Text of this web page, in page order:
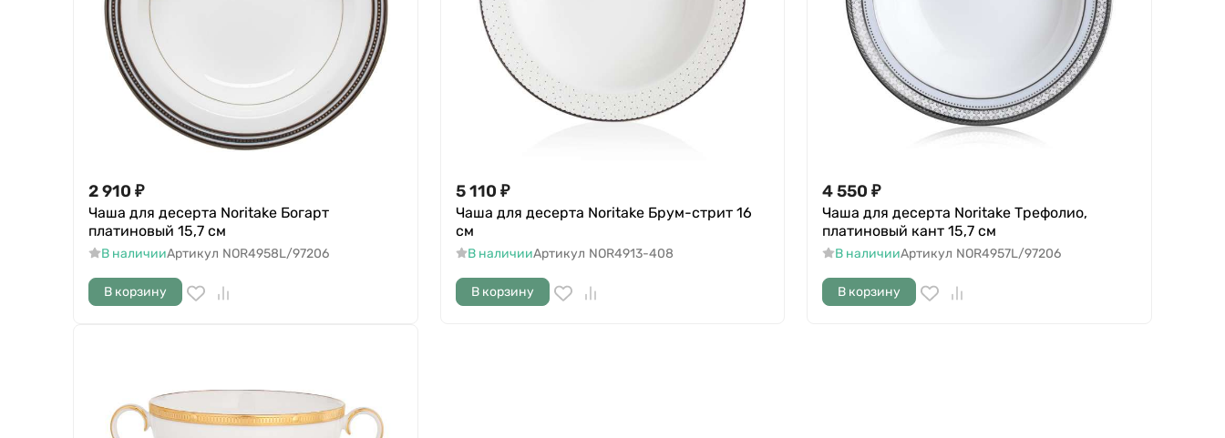
2 910 ₽
Чаша для десерта Noritake Богарт
платиновый 15,7 см
В наличииАртикул NOR4958L/97206
В корзину
5 110 ₽
Чаша для десерта Noritake Брум-стрит 16
см
В наличииАртикул NOR4913-408
В корзину
4 550 ₽
Чаша для десерта Noritake Трефолио,
платиновый кант 15,7 см
В наличииАртикул NOR4957L/97206
В корзину